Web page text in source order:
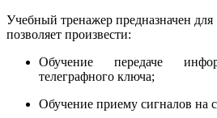
Учебный тренажер предназначен
позволяет произвести:
Обучение передаче
телеграфного ключа;
Обучение приему сигналов на